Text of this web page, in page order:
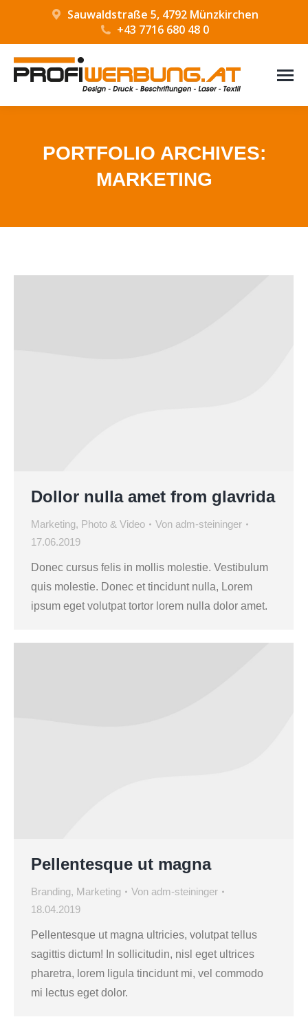
Sauwaldstraße 5, 4792 Münzkirchen
+43 7716 680 48 0
PORTFOLIO ARCHIVES:
MARKETING
Dollor nulla amet from glavrida
Marketing, Photo & Video Von adm-steininger
17.06.2019
Donec cursus felis in mollis molestie. Vestibulum
quis molestie. Donec et tincidunt nulla, Lorem
ipsum eget volutpat tortor lorem nulla dolor amet.
Pellentesque ut magna
Branding, Marketing Von adm-steininger
18.04.2019
Pellentesque ut magna ultricies, volutpat tellus
sagittis dictum! In sollicitudin, nisl eget ultrices
pharetra, lorem ligula tincidunt mi, vel commodo
mi lectus eget dolor.